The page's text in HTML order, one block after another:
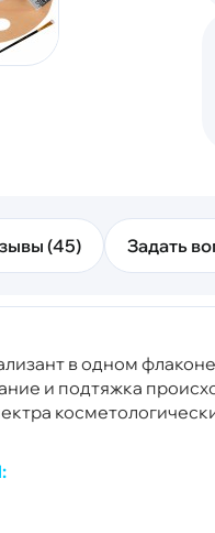
(45) Задать
в одном
и подтяжка